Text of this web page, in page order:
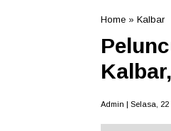
Home » Kalbar
Admin | Selasa, 22